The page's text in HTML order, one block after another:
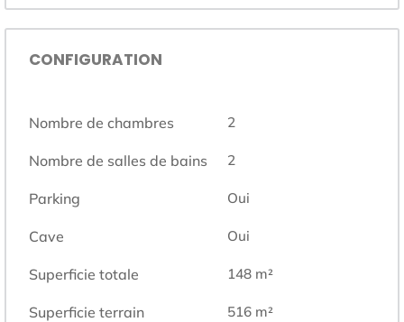
CONFIGURATION
Nombre de chambres 2
Nombre de salles de bains 2
Parking Oui
Cave Oui
Superficie totale 148 m²
Superficie terrain 516 m²